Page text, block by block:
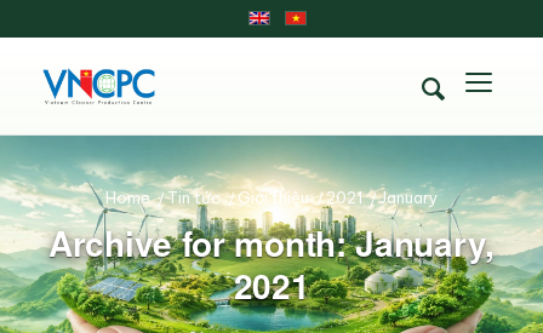
Archive for month: January,
2021
Home /Tin tức /Giới thiệu /2021 /January